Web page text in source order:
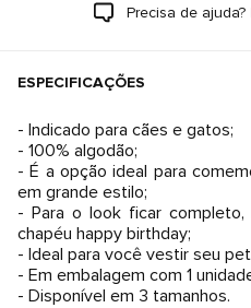
Precisa de ajuda?
ESPECIFICAÇÕES
- Indicado para cães e gatos;
- 100% algodão;
- É a opção ideal para
em grande estilo;
- Para o look ficar
chapéu happy birthday;
- Ideal para você vestir seu
- Em embalagem com 1
- Disponível em 3 tamanhos.